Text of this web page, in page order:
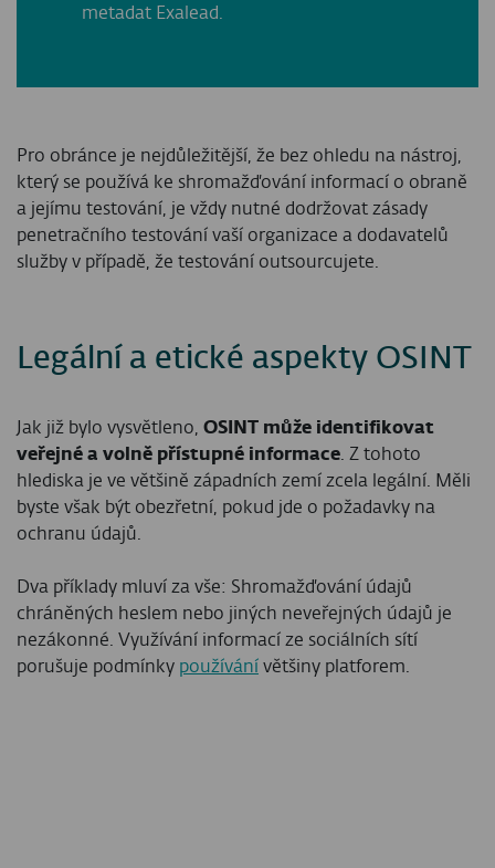
metadat Exalead.
Pro obránce je nejdůležitější, že bez ohledu na nástroj,
který se používá ke shromažďování informací o obraně
a jejímu testování, je vždy nutné dodržovat zásady
penetračního testování vaší organizace a dodavatelů
služby v případě, že testování outsourcujete.
Legální a etické aspekty OSINT
Jak již bylo vysvětleno, OSINT může identifikovat
veřejné a volně přístupné informace. Z tohoto
hlediska je ve většině západních zemí zcela legální. Měli
byste však být obezřetní, pokud jde o požadavky na
ochranu údajů.
Dva příklady mluví za vše: Shromažďování údajů
chráněných heslem nebo jiných neveřejných údajů je
nezákonné. Využívání informací ze sociálních sítí
porušuje podmínky používání většiny platforem.